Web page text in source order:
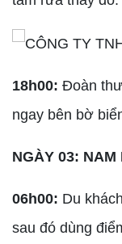
18h00: Đoàn
ngay bên bờ
NGÀY 03: NAM
06h00: Du
sau đó dùng